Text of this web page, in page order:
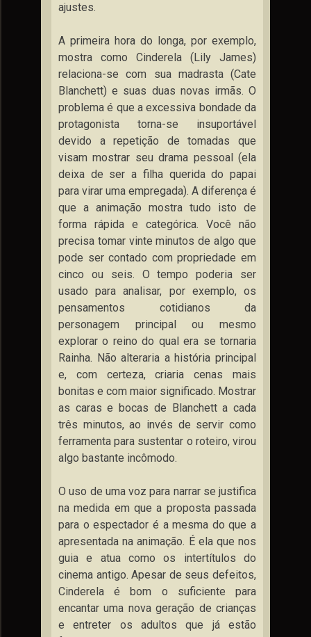
ajustes.
A primeira hora do longa, por exemplo,
mostra como Cinderela (Lily James)
relaciona-se com sua madrasta (Cate
Blanchett) e suas duas novas irmãs. O
problema é que a excessiva bondade da
protagonista torna-se insuportável
devido a repetição de tomadas que
visam mostrar seu drama pessoal (ela
deixa de ser a filha querida do papai
para virar uma empregada). A diferença é
que a animação mostra tudo isto de
forma rápida e categórica. Você não
precisa tomar vinte minutos de algo que
pode ser contado com propriedade em
cinco ou seis. O tempo poderia ser
usado para analisar, por exemplo, os
pensamentos cotidianos da
personagem principal ou mesmo
explorar o reino do qual era se tornaria
Rainha. Não alteraria a história principal
e, com certeza, criaria cenas mais
bonitas e com maior significado. Mostrar
as caras e bocas de Blanchett a cada
três minutos, ao invés de servir como
ferramenta para sustentar o roteiro, virou
algo bastante incômodo.
O uso de uma voz para narrar se justifica
na medida em que a proposta passada
para o espectador é a mesma do que a
apresentada na animação. É ela que nos
guia e atua como os intertítulos do
cinema antigo. Apesar de seus defeitos,
Cinderela é bom o suficiente para
encantar uma nova geração de crianças
e entreter os adultos que já estão